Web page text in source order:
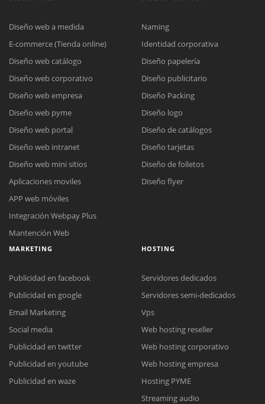
Reunión online
Nuestros ejecutivos le enviarán un correo electrónico con el enlace a
Meet para la reunión online.
Cotización
Todos nuestros ejecutivos están fuera de línea. Complete el formulario
Diseño web a medida
E-commerce (Tienda online)
Diseño web catálogo
Diseño web corporativo
Diseño web empresa
Diseño web pyme
Diseño web portal
Diseño web intranet
Diseño web mini sitios
Aplicaciones moviles
APP web móviles
Integración Webpay Plus
Mantención Web
Naming
Identidad corporativa
Diseño papelería
Diseño publicitario
Diseño Packing
Diseño logo
Diseño de catálogos
Diseño tarjetas
Diseño de folletos
Diseño flyer
MARKETING
Publicidad en facebook
Publicidad en google
Email Marketing
Social media
Publicidad en twitter
Publicidad en youtube
Publicidad en waze
HOSTING
Servidores dedicados
Servidores semi-dedicados
Vps
Web hosting reseller
Web hosting corporativo
Web hosting empresa
Hosting PYME
Streaming audio